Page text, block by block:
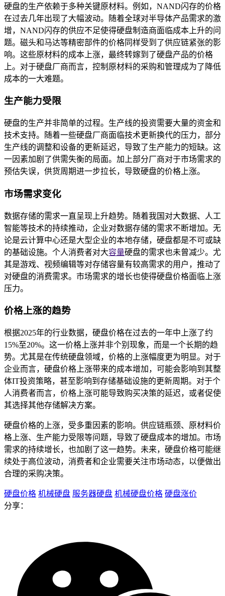
硬盘的生产依赖于多种关键原材料。例如，NAND闪存的价格
在过去几年出现了大幅波动。随着全球对半导体产品需求的激
增，NAND闪存的供应不足使得硬盘制造商面临成本上升的问
题。磁头和马达等精密部件的价格同样受到了供应链紧张的影
响。这些原材料的成本上涨，最终转嫁到了硬盘产品的价格
上。对于硬盘厂商而言，控制原材料的采购和管理成为了降低
成本的一大难题。
生产能力受限
硬盘的生产并非简单的过程。生产线的投资需要大量的资金和
技术支持。随着一些硬盘厂商面临技术更新换代的压力，部分
生产线的调整和设备的更新延迟，导致了生产能力的短缺。这
一因素加剧了供需失衡的局面。加上部分厂商对于市场需求的
预估失误，供货周期进一步拉长，导致硬盘的价格上涨。
市场需求变化
数据存储的需求一直呈现上升趋势。随着我国对大数据、人工
智能等技术的持续推动，企业对数据存储的需求不断增加。无
论是云计算中心还是大型企业的本地存储，硬盘都是不可或缺
的基础设施。个人消费者对大容量硬盘的需求也未曾减少。尤
其是游戏、视频编辑等对存储容量有较高需求的用户，推动了
对硬盘的消费需求。市场需求的增长也使得硬盘价格面临上涨
压力。
价格上涨的趋势
根据2025年的行业数据，硬盘价格在过去的一年中上涨了约
15%至20%。这一价格上涨并非个别现象，而是一个长期的趋
势。尤其是在传统硬盘领域，价格的上涨幅度更为明显。对于
企业而言，硬盘价格上涨带来的成本增加，可能会影响到其整
体IT投资策略，甚至影响到存储基础设施的更新周期。对于个
人消费者而言，价格上涨可能导致购买决策的延迟，或者促使
其选择其他存储解决方案。
硬盘价格的上涨，受多重因素的影响。供应链瓶颈、原材料价
格上涨、生产能力受限等问题，导致了硬盘成本的增加。市场
需求的持续增长，也加剧了这一趋势。未来，硬盘价格可能继
续处于高位波动，消费者和企业需要关注市场动态，以便做出
合理的采购决策。
硬盘价格 机械硬盘 服务器硬盘 机械硬盘价格 硬盘涨价
分享：